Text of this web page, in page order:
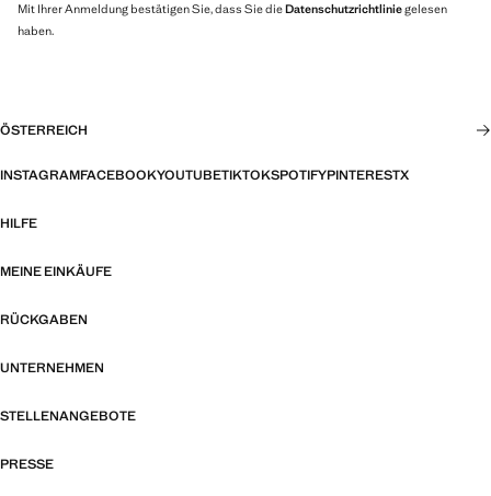
Mit Ihrer Anmeldung bestätigen Sie, dass Sie dieDatenschutzrichtliniegelesen
haben.
ÖSTERREICH
INSTAGRAMFACEBOOKYOUTUBETIKTOKSPOTIFYPINTERESTX
HILFE
MEINE EINKÄUFE
RÜCKGABEN
UNTERNEHMEN
STELLENANGEBOTE
PRESSE